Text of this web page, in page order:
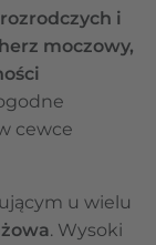
i
moczowy,
cewce
u wielu
. Wysoki